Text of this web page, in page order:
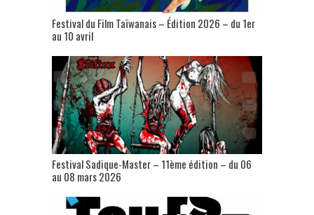
Festival du Film Taïwanais – Édition 2026 – du 1er
au 10 avril
Festival Sadique-Master – 11ème édition – du 06
au 08 mars 2026